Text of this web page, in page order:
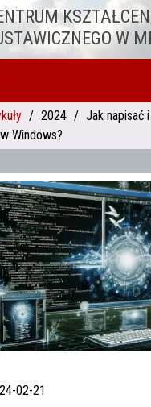
W
2024
Jak napisać
Windows?
02-21